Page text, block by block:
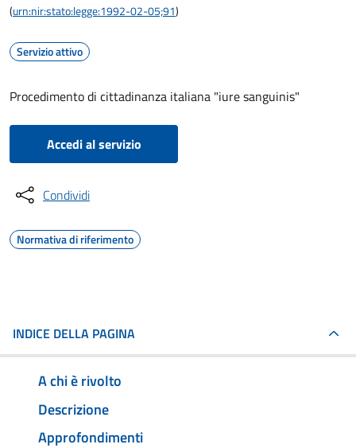
(urn:nir:stato:legge:1992-02-05;91)
Servizio attivo
Procedimento di cittadinanza italiana "iure sanguinis"
Accedi al servizio
Condividi
Normativa di riferimento
INDICE DELLA PAGINA
A chi è rivolto
Descrizione
Approfondimenti